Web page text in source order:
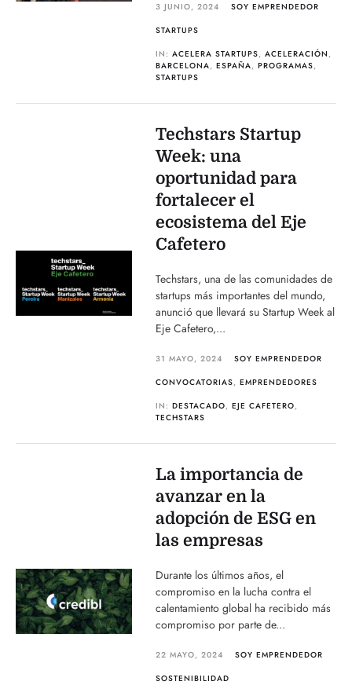
3 JUNIO, 2024
SOY EMPRENDEDOR
STARTUPS
IN:ACELERA STARTUPS,ACELERACIÓN ,
BARCELONA,ESPAÑA,PROGRAMAS,
STARTUPS
Techstars Startup
Week: una
oportunidad para
fortalecer el
ecosistema del Eje
Cafetero
Techstars, una de las comunidades de
startups más importantes del mundo,
anunció que llevará su Startup Week al
Eje Cafetero,...
31 MAYO, 2024
SOY EMPRENDEDOR
CONVOCATORIAS,EMPRENDEDORES
IN:DESTACADO,EJE CAFETERO,
TECHSTARS
La importancia de
avanzar en la
adopción de ESG en
las empresas
Durante los últimos años, el
compromiso en la lucha contra el
calentamiento global ha recibido más
compromiso por parte de...
22 MAYO, 2024
SOY EMPRENDEDOR
SOSTENIBILIDAD